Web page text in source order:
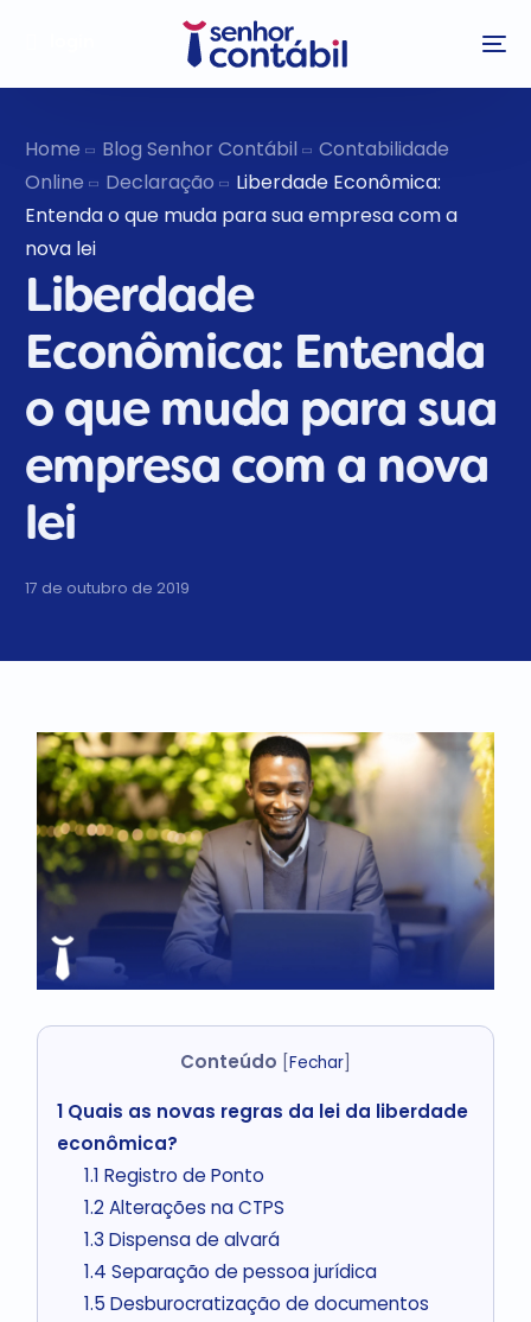
Home Blog Senhor Contábil
Contabilidade
Online
Declaração
Liberdade Econômica:
Entenda o que muda para sua empresa com a
nova lei
Liberdade
Econômica: Entenda
o que muda para sua
empresa com a nova
lei
17 de outubro de 2019
Conteúdo [Fechar]
1Quais as novas regras da lei da liberdade
econômica?
1.1 Registro de Ponto
1.2Alterações na CTPS
1.3 Dispensa de alvará
1.4 Separação de pessoa jurídica
1.5 Desburocratização de documentos